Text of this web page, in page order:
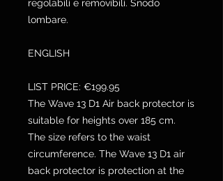
regolabili e removibili. Snodo
lombare.
ENGLISH
LIST PRICE: €199.95
The Wave 13 D1 Air back protector is
suitable for heights over 185 cm.
The size refers to the waist
circumference. The Wave 13 D1 air
back protector is protection at the